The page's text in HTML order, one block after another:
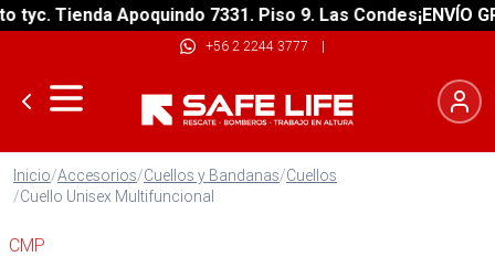
Tienda Apoquindo 7331. Piso 9. Las Condes¡ENVÍO
+56 2 2244 3777 |
Inicio/Accesorios/Cuellos y Bandanas/Cuellos
/Cuello Unisex Multifuncional
CMP